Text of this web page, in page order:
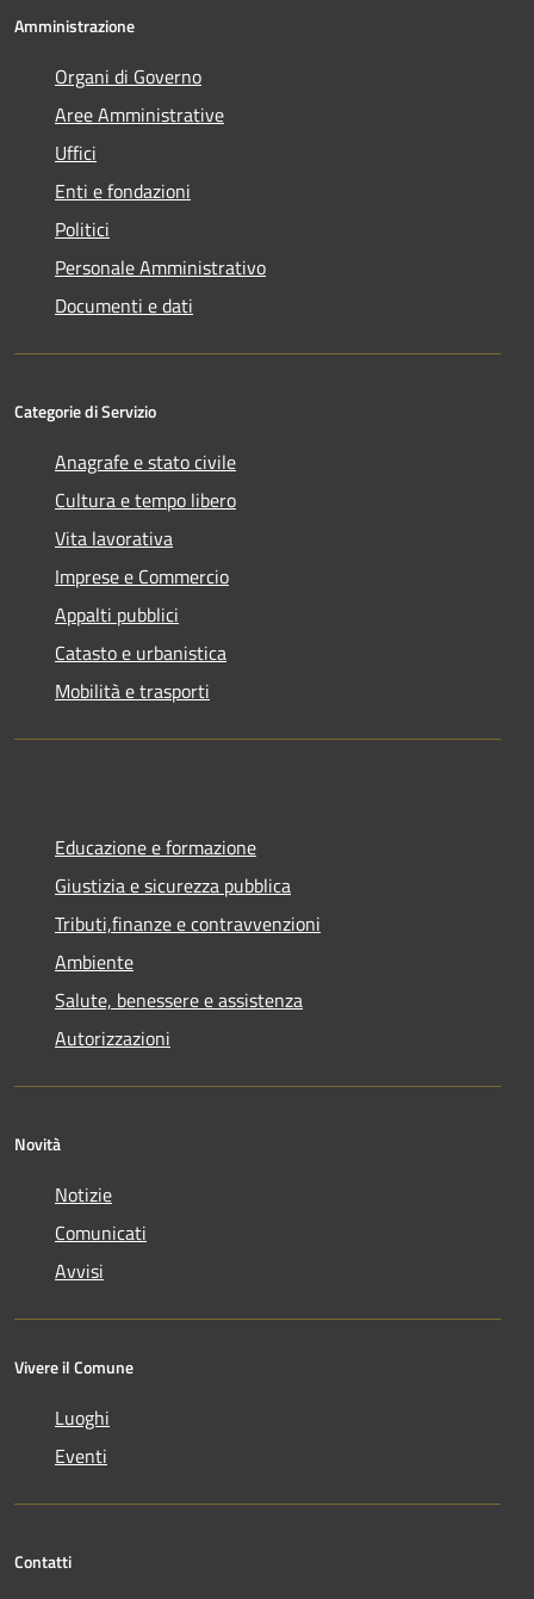
Amministrazione
Organi di Governo
Aree Amministrative
Uffici
Enti e fondazioni
Politici
Personale Amministrativo
Documenti e dati
Categorie di Servizio
Anagrafe e stato civile
Cultura e tempo libero
Vita lavorativa
Imprese e Commercio
Appalti pubblici
Catasto e urbanistica
Mobilità e trasporti
Educazione e formazione
Giustizia e sicurezza pubblica
Tributi,finanze e contravvenzioni
Ambiente
Salute, benessere e assistenza
Autorizzazioni
Novità
Notizie
Comunicati
Avvisi
Vivere il Comune
Luoghi
Eventi
Contatti